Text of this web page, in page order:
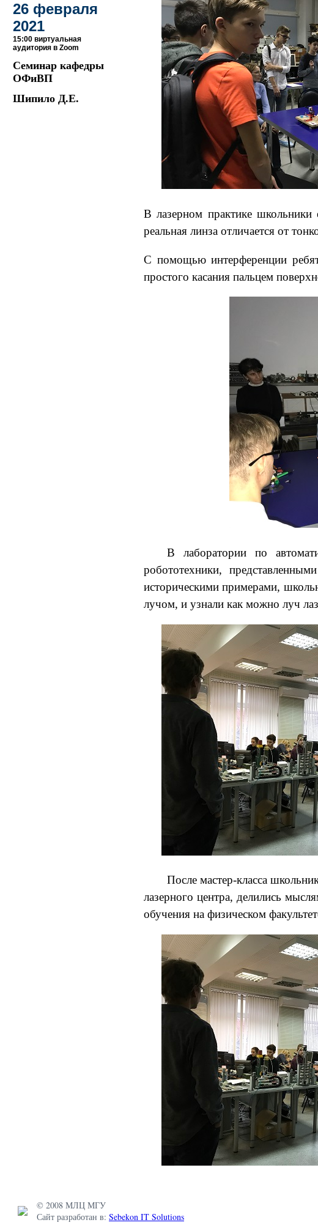
26 февраля
2021
15:00 виртуальная
аудитория в Zoom
Семинар кафедры
ОФиВП
Шипило Д.Е.
В лазерном практике школьники
реальная линза отличается от
С помощью интерференции
простого касания пальцем
В лаборатории по
робототехники,
историческими примерами,
лучом, и узнали как можно луч
После мастер-класса
лазерного центра, делились
обучения на физическом
© 2008 МЛЦ МГУ
Сайт разработан в: Sebekon IT Solutions